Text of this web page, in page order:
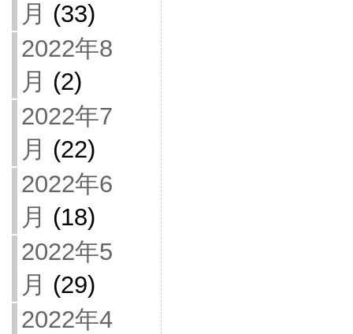
月 (33)
2022年8
月 (2)
2022年7
月 (22)
2022年6
月 (18)
2022年5
月 (29)
2022年4